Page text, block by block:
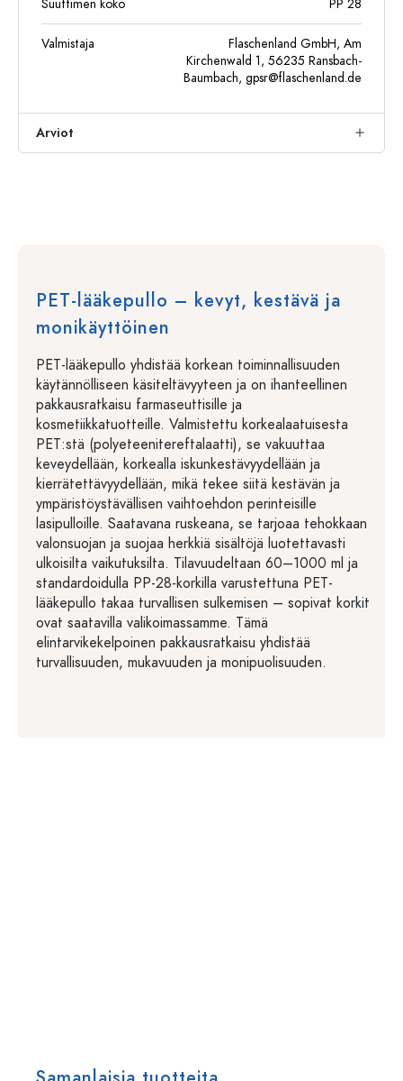
Suuttimen koko PP 28
Valmistaja
Flaschenland GmbH, Am
Kirchenwald 1, 56235 Ransbach-
Baumbach, gpsr@flaschenland.de
Arviot
PET-lääkepullo – kevyt, kestävä ja
monikäyttöinen
PET-lääkepullo yhdistää korkean toiminnallisuuden
käytännölliseen käsiteltävyyteen ja on ihanteellinen
pakkausratkaisu farmaseuttisille ja
kosmetiikkatuotteille. Valmistettu korkealaatuisesta
PET:stä (polyeteenitereftalaatti), se vakuuttaa
keveydellään, korkealla iskunkestävyydellään ja
kierrätettävyydellään, mikä tekee siitä kestävän ja
ympäristöystävällisen vaihtoehdon perinteisille
lasipulloille. Saatavana ruskeana, se tarjoaa tehokkaan
valonsuojan ja suojaa herkkiä sisältöjä luotettavasti
ulkoisilta vaikutuksilta. Tilavuudeltaan 60–1000 ml ja
standardoidulla PP-28-korkilla varustettuna PET-
lääkepullo takaa turvallisen sulkemisen – sopivat korkit
ovat saatavilla valikoimassamme. Tämä
elintarvikekelpoinen pakkausratkaisu yhdistää
turvallisuuden, mukavuuden ja monipuolisuuden.